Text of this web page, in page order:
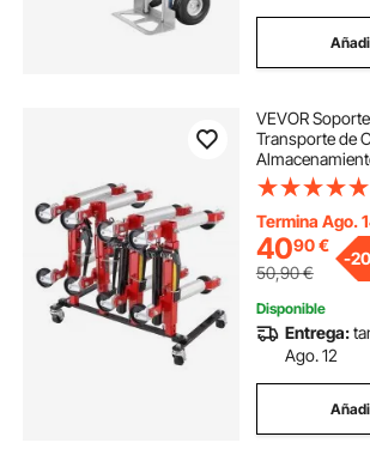
VEVOR
Transporte de
Giratorias de
Hidráulico
Carritos
de los Carritos
Termina Ago.
4090€
50,90€
-
Disponible
Entrega:
Ago. 12